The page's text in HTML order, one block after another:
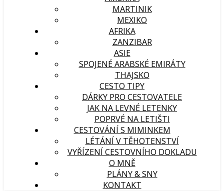
MARTINIK
MEXIKO
AFRIKA
ZANZIBAR
ASIE
SPOJENÉ ARABSKÉ EMIRÁTY
THAJSKO
CESTO TIPY
DÁRKY PRO CESTOVATELE
JAK NA LEVNÉ LETENKY
POPRVÉ NA LETIŠTI
CESTOVÁNÍ S MIMINKEM
LÉTÁNÍ V TĚHOTENSTVÍ
VYŘÍZENÍ CESTOVNÍHO DOKLADU
O MNĚ
PLÁNY & SNY
KONTAKT